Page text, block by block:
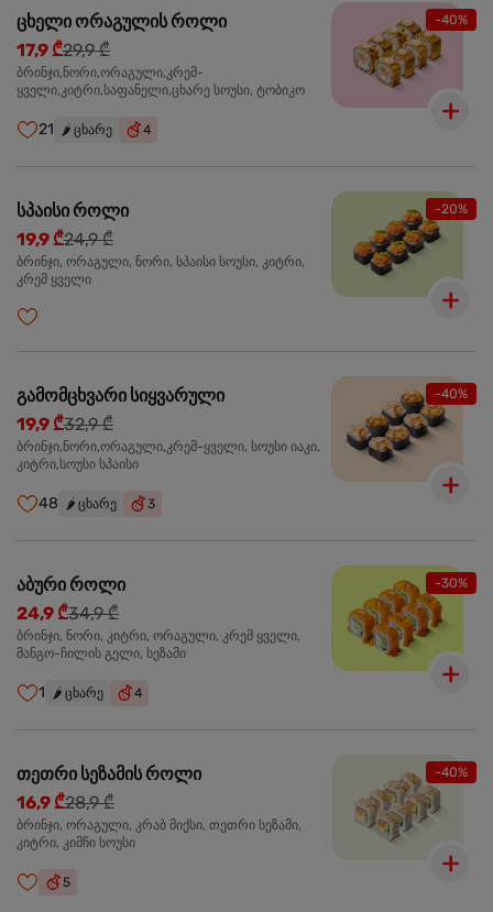
-40%
ცხელი ორაგულის როლი
17,9 ₾29,9 ₾
ბრინჯი,ნორი,ორაგული,კრემ-
ყველი,კიტრი,საფანელი,ცხარე სოუსი, ტობიკო
21 🌶️ ცხარე 4
-20%
სპაისი როლი
19,9 ₾24,9 ₾
ბრინჯი, ორაგული, ნორი, სპაისი სოუსი, კიტრი,
კრემ ყველი
-40%
გამომცხვარი სიყვარული
19,9 ₾32,9 ₾
ბრინჯი,ნორი,ორაგული,კრემ-ყველი, სოუსი იაკი,
კიტრი,სოუსი სპაისი
48 🌶️ ცხარე 3
-30%
აბური როლი
24,9 ₾34,9 ₾
ბრინჯი, ნორი, კიტრი, ორაგული, კრემ ყველი,
მანგო-ჩილის გელი, სეზამი
1 🌶️ ცხარე 4
-40%
თეთრი სეზამის როლი
16,9 ₾28,9 ₾
ბრინჯი, ორაგული, კრაბ მიქსი, თეთრი სეზამი,
კიტრი, კიმჩი სოუსი
5